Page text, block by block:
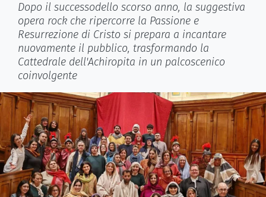
Dopo il successodello scorso anno, la suggestiva
opera rock che ripercorre la Passione e
Resurrezione di Cristo si prepara a incantare
nuovamente il pubblico, trasformando la
Cattedrale dell'Achiropita in un palcoscenico
coinvolgente